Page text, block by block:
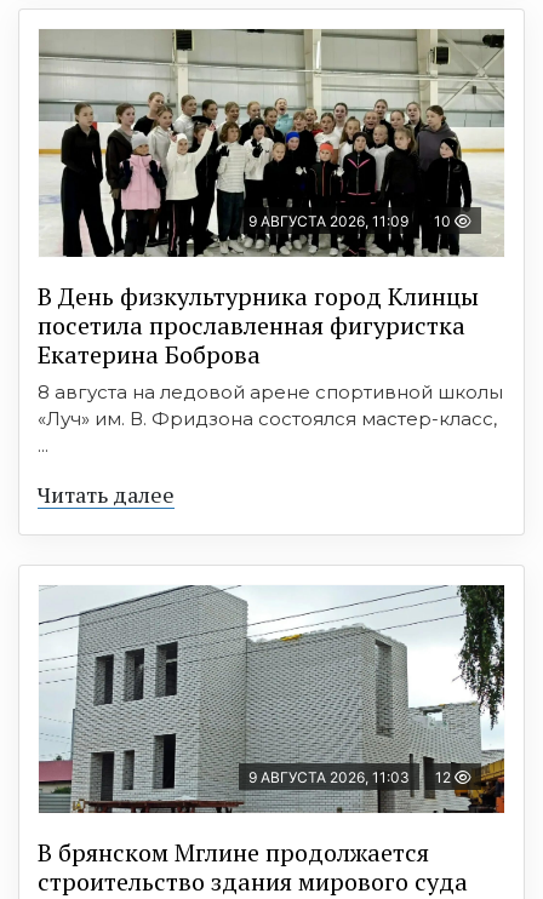
9 АВГУСТА 2026, 11:09 10
В День физкультурника город Клинцы
посетила прославленная фигуристка
Екатерина Боброва
8 августа на ледовой арене спортивной школы
«Луч» им. В. Фридзона состоялся мастер-класс,
...
Читать далее
9 АВГУСТА 2026, 11:03 12
В брянском Мглине продолжается
строительство здания мирового суда